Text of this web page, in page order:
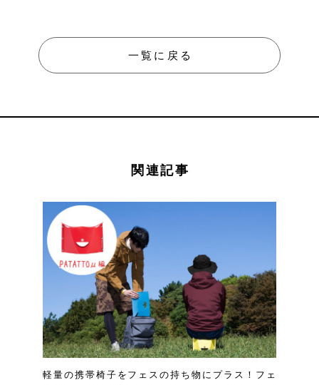
一覧に戻る
関連記事
軽量の携帯椅子をフェスの持ち物にプラス！フェ